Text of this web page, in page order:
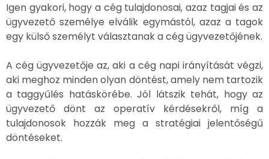
Igen gyakori, hogy a cég tulajdonosai, azaz tagjai és az
ügyvezető személye elválik egymástól, azaz a tagok
egy külső személyt választanak a cég ügyvezetőjének.
A cég ügyvezetője az, aki a cég napi irányítását végzi,
aki meghoz minden olyan döntést, amely nem tartozik
a taggyűlés hatáskörébe. Jól látszik tehát, hogy az
ügyvezető dönt az operatív kérdésekről, míg a
tulajdonosok hozzák meg a stratégiai jelentőségű
döntéseket.